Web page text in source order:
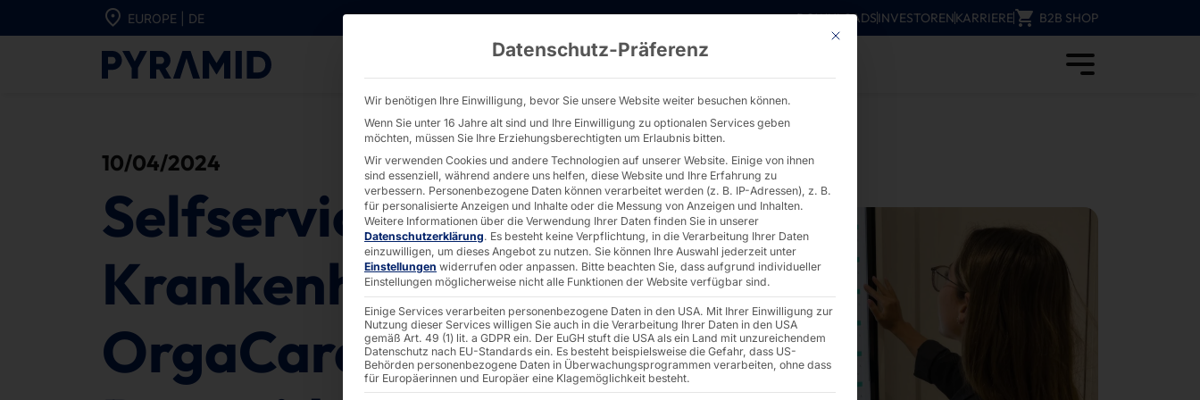
Direkt zum Inhalt wechseln
EUROPE | DE DOWNLOADSINVESTORENKARRIERE B2B SHOP
Selfservice im Krankenhaus: OrgaCard und Pyramid digitalisieren die Menüerfassung - PYRAMID
10/04/2024
Selfservice im
Krankenhaus:
OrgaCard und
Mit diesem Button wird der Dialog geschlossen. Seine Funktionalität
Datenschutz-Präferenz
Wir benötigen Ihre Einwilligung, bevor Sie unsere Website weiter besuchen können.
Wenn Sie unter 16 Jahre alt sind und Ihre Einwilligung zu optionalen Services geben
möchten, müssen Sie Ihre Erziehungsberechtigten um Erlaubnis bitten.
Wir verwenden Cookies und andere Technologien auf unserer Website. Einige von ihnen
sind essenziell, während andere uns helfen, diese Website und Ihre Erfahrung zu
verbessern. Personenbezogene Daten können verarbeitet werden (z. B. IP-Adressen), z. B.
für personalisierte Anzeigen und Inhalte oder die Messung von Anzeigen und Inhalten.
Weitere Informationen über die Verwendung Ihrer Daten finden Sie in unserer
Datenschutzerklärung. Es besteht keine Verpflichtung, in die Verarbeitung Ihrer Daten
einzuwilligen, um dieses Angebot zu nutzen. Sie können Ihre Auswahl jederzeit unter
Einstellungen widerrufen oder anpassen. Bitte beachten Sie, dass aufgrund individueller
Einstellungen möglicherweise nicht alle Funktionen der Website verfügbar sind.
Einige Services verarbeiten personenbezogene Daten in den USA. Mit Ihrer Einwilligung zur
Nutzung dieser Services willigen Sie auch in die Verarbeitung Ihrer Daten in den USA
gemäß Art. 49 (1) lit. a GDPR ein. Der EuGH stuft die USA als ein Land mit unzureichendem
Datenschutz nach EU-Standards ein. Es besteht beispielsweise die Gefahr, dass US-
Behörden personenbezogene Daten in Überwachungsprogrammen verarbeiten, ohne dass
für Europäerinnen und Europäer eine Klagemöglichkeit besteht.